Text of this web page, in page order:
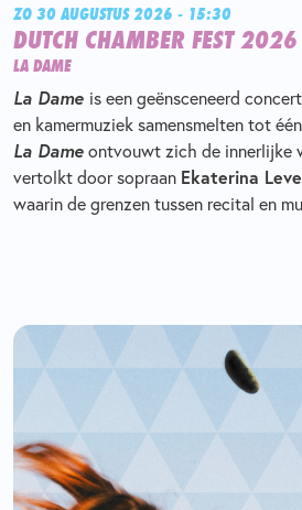
ZO 30 AUGUSTUS 2026 - 15:30
DUTCH CHAMBER FEST 2026
LA DAME
La Dame is een geënsceneerd
en kamermuziek samensmelten tot
La Dameontvouwt zich de innerlijke
vertolkt door sopraan Ekaterina
waarin de grenzen tussen recital en